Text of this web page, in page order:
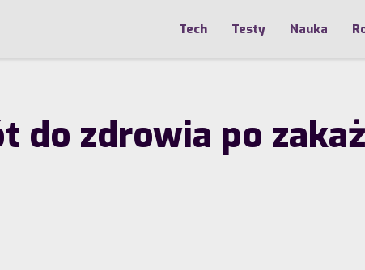
Tech Testy Nauka
do zdrowia po